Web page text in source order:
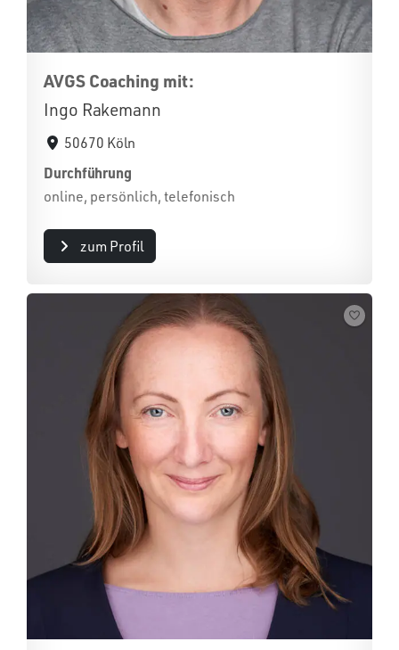
AVGS Coaching mit:
Ingo Rakemann
50670 Köln
Durchführung
online, persönlich, telefonisch
zum Profil